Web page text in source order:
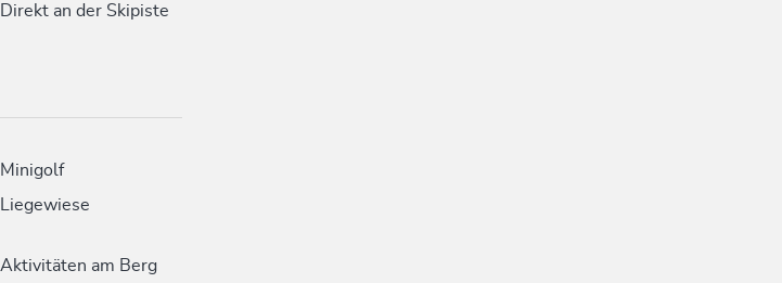
Direkt an der Skipiste
Minigolf
Liegewiese
Aktivitäten am Berg